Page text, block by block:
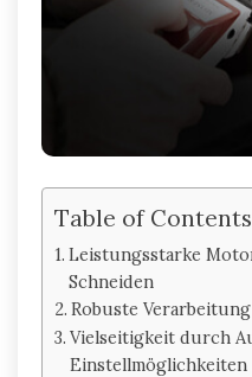
Table of Contents
Leistungsstarke
Schneiden
Robuste
Vielseitigkeit durch
Einstellmöglichkeiten